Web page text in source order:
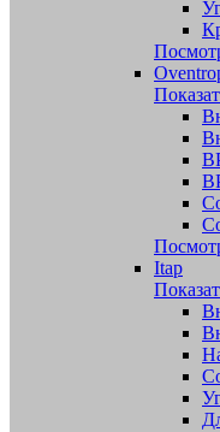
Itap